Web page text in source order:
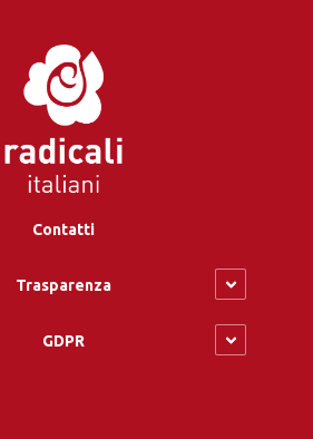
Contatti
Trasparenza
GDPR